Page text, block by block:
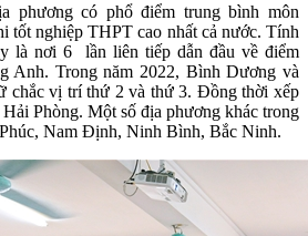
phương có phổ điểm trung bình môn
tốt nghiệp THPT cao nhất cả nước. Tính
là nơi 6 lần liên tiếp dẫn đầu về điểm
Anh. Trong năm 2022, Bình Dương và
chắc vị trí thứ 2 và thứ 3. Đồng thời xếp
Phòng. Một số địa phương khác trong
Nam Định, Ninh Bình, Bắc Ninh.